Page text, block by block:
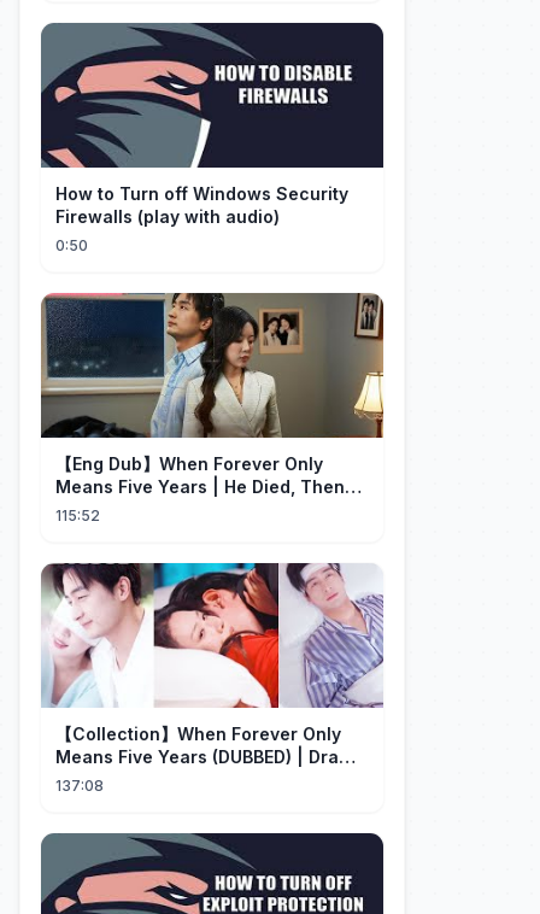
How to Turn off Windows Security
Firewalls (play with audio)
0:50
【Eng Dub】When Forever Only
Means Five Years | He Died, Then
Returned for Payback | Cdrama
115:52
【Collection】When Forever Only
Means Five Years (DUBBED) | Drama
Talk
137:08